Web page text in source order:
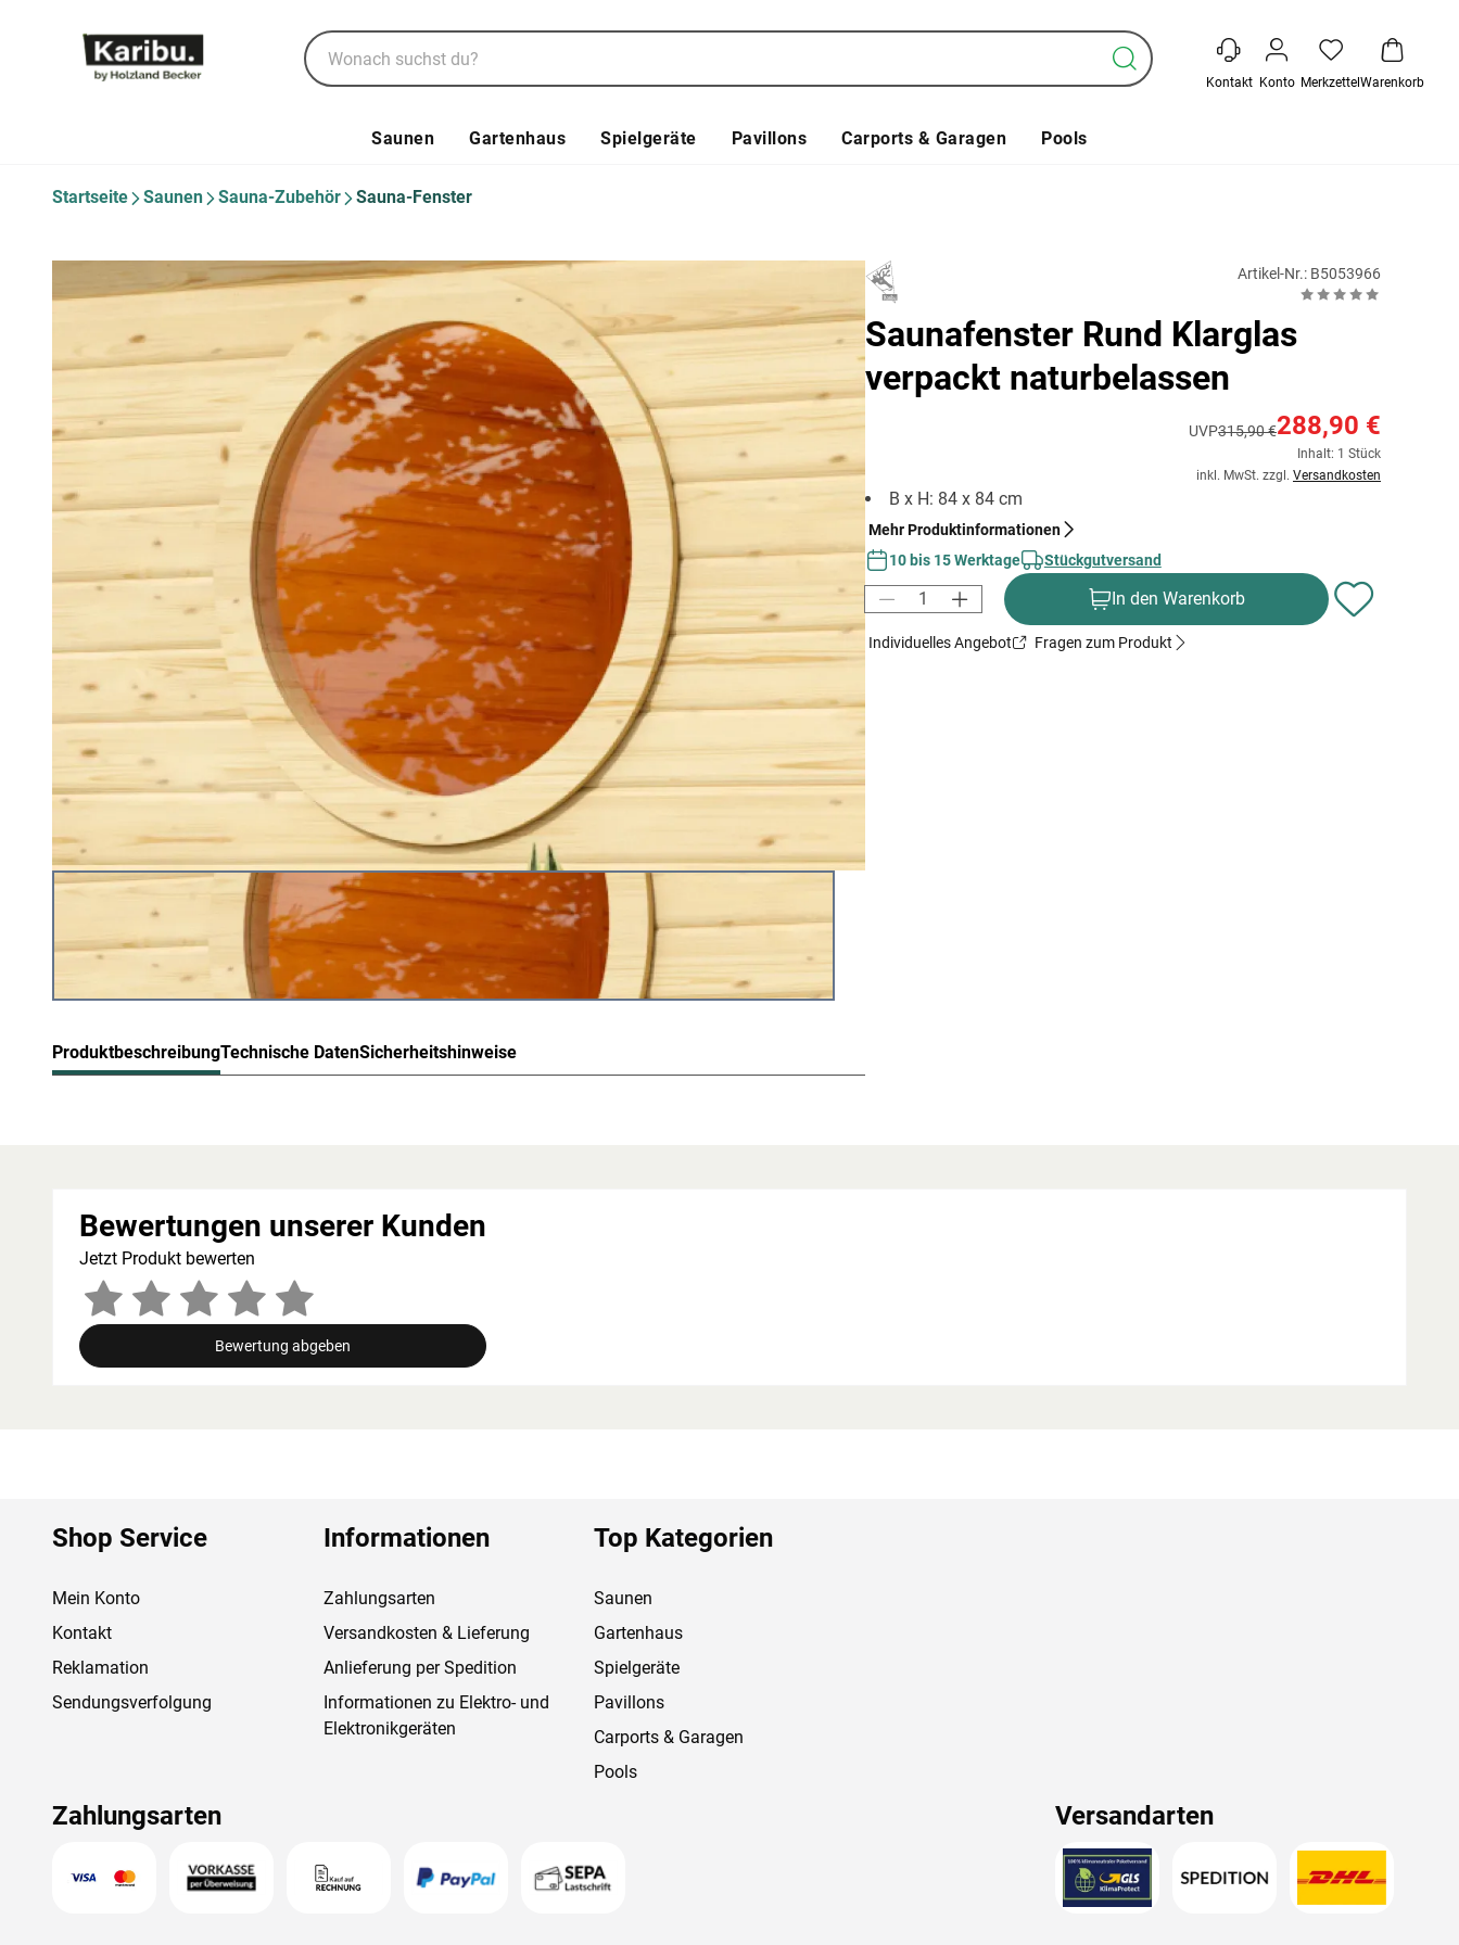
Kontakt Konto Merkzettel Warenkorb
Saunen Gartenhaus Spielgeräte Pavillons Carports & Garagen Pools
Startseite Saunen Sauna-Zubehör Sauna-Fenster
ProduktbeschreibungTechnische DatenSicherheitshinweise
markanten gestalterischen Akzent und lässt sich harmonisch in klassische wie moderne Saunabauten
integrieren.
Innenraum, ohne die Funktionalität oder Wärmedämmung der Kabine zu beeinträchtigen. Die
naturbelassene Oberfläche bietet flexible Gestaltungsmöglichkeiten bei der weiteren
Oberflächenbehandlung.
für passgenaue Fertigung. Karibu setzt Akzente in Qualität und Design.
Artikel-Nr.: B5053966
Saunafenster Rund Klarglas
verpackt naturbelassen
UVP315,90 €288,90 €
Inhalt: 1 Stück
inkl. MwSt. zzgl. Versandkosten
B x H: 84 x 84 cm
Mehr Produktinformationen
10 bis 15 Werktage
Stückgutversand
In den Warenkorb
Individuelles Angebot Fragen zum Produkt
Bewertungen unserer Kunden
Jetzt Produkt bewerten
Bewertung abgeben
Shop Service
Mein Konto
Kontakt
Reklamation
Sendungsverfolgung
Informationen
Zahlungsarten
Versandkosten & Lieferung
Anlieferung per Spedition
Informationen zu Elektro- und
Elektronikgeräten
Top Kategorien
Saunen
Gartenhaus
Spielgeräte
Pavillons
Carports & Garagen
Pools
Zahlungsarten Versandarten